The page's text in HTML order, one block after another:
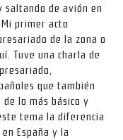
saltando de avión en
primer acto
de la zona o
Tuve una charla de
que también
lo más básico y
tema la diferencia
España y la